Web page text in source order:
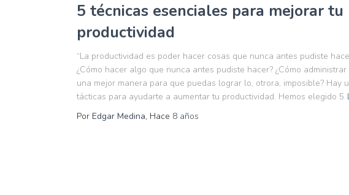
5 técnicas esenciales para mejorar tu
productividad
“La productividad es poder hacer cosas que nunca antes pudiste
¿Cómo hacer algo que nunca antes pudiste hacer? ¿Cómo
una mejor manera para que puedas lograr lo, otrora, imposible? Hay
tácticas para ayudarte a aumentar tu productividad. Hemos elegido 5
Por Edgar Medina, Hace 8 años